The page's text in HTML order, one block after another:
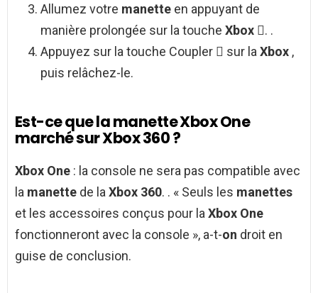
Allumez votre manette en appuyant de
manière prolongée sur la touche Xbox . .
Appuyez sur la touche Coupler  sur la Xbox ,
puis relâchez-le.
Est-ce que la manette Xbox One
marché sur Xbox 360 ?
Xbox One : la console ne sera pas compatible avec
la manette de la Xbox 360. . « Seuls les manettes
et les accessoires conçus pour la Xbox One
fonctionneront avec la console », a-t-on droit en
guise de conclusion.